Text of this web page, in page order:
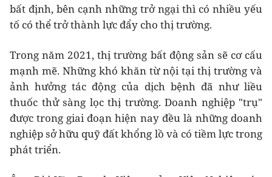
bất định, bên cạnh những trở ngại thì có nhiều yếu
tố có thể trở thành lực đẩy cho thị trường.
Trong năm 2021, thị trường bất động sản sẽ cơ cấu
mạnh mẽ. Những khó khăn từ nội tại thị trường và
ảnh hưởng tác động của dịch bệnh đã như liều
thuốc thử sàng lọc thị trường. Doanh nghiệp "trụ"
được trong giai đoạn hiện nay đều là những doanh
nghiệp sở hữu quỹ đất khổng lồ và có tiềm lực trong
phát triển.